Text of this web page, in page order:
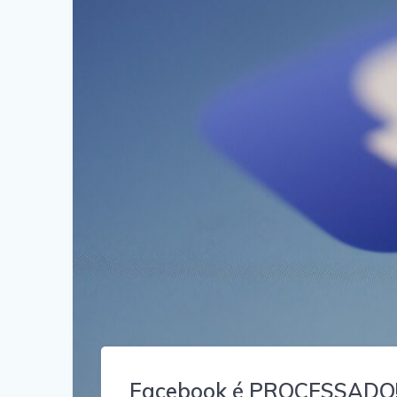
Facebook é